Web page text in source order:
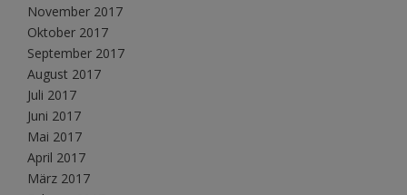
November 2017
Oktober 2017
September 2017
August 2017
Juli 2017
Juni 2017
Mai 2017
April 2017
März 2017